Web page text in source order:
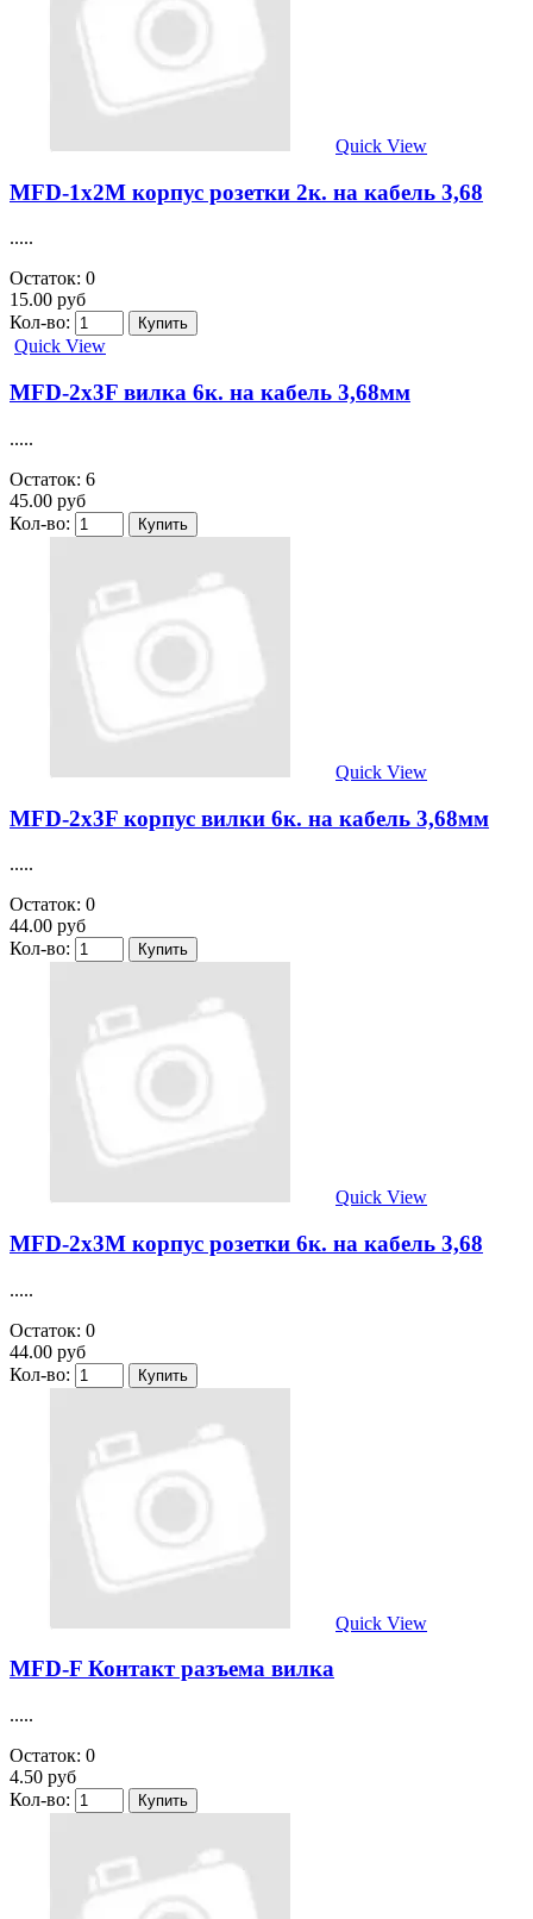
Quick View
MFD-1х2M корпус розетки 2к. на кабель 3,68
.....
Остаток: 0
15.00 руб
Кол-во:
Quick View
MFD-2x3F вилка 6к. на кабель 3,68мм
.....
Остаток: 6
45.00 руб
Кол-во:
Quick View
MFD-2x3F корпус вилки 6к. на кабель 3,68мм
.....
Остаток: 0
44.00 руб
Кол-во:
Quick View
MFD-2х3M корпус розетки 6к. на кабель 3,68
.....
Остаток: 0
44.00 руб
Кол-во:
Quick View
MFD-F Контакт разъема вилка
.....
Остаток: 0
4.50 руб
Кол-во: